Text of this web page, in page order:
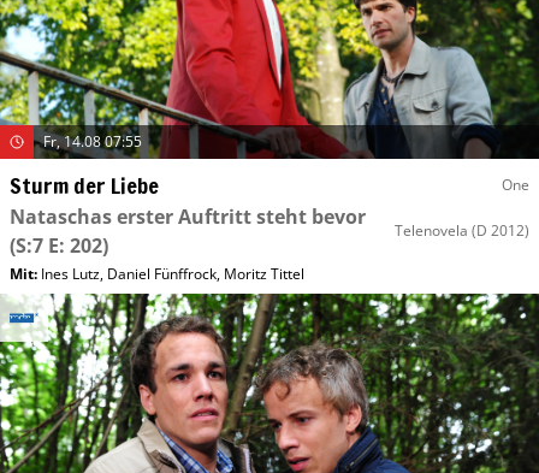
Fr, 14.08 07:55
Sturm der Liebe One
Nataschas erster Auftritt steht bevor
(S:7 E: 202)
Telenovela (D 2012)
Mit: Ines Lutz, Daniel Fünffrock, Moritz Tittel